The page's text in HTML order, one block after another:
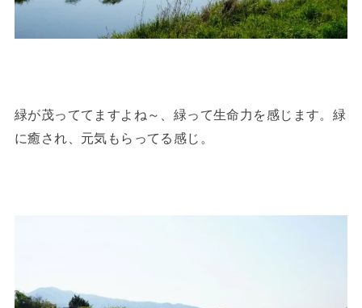
緑が茂っててますよね～、緑って生命力を感じます。緑
に癒され、元気もらってる感じ。